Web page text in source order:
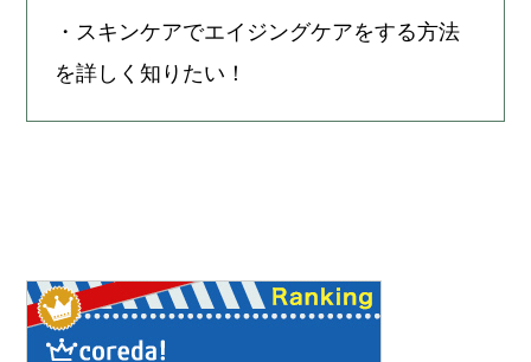
・スキンケアでエイジングケアをする方法
を詳しく知りたい！